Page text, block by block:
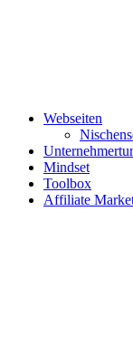
Webseiten
Mindset
Toolbox
Affiliate